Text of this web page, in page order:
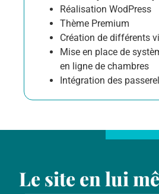
Réalisation WodPress
Thème Premium
Création de différents
Mise en place de
en ligne de chambres
Intégration des
Le site en lui